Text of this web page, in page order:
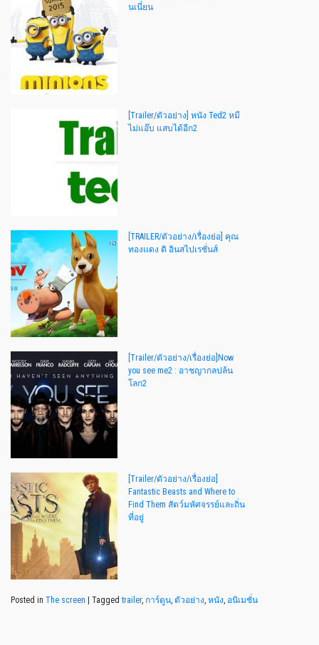
นเนี่ยน
[Trailer/ตัวอย่าง] หนัง Ted2 หมี
ไม่แอ๊บ แสบได้อีก2
[TRAILER/ตัวอย่าง/เรื่องย่อ] คุณ
ทองเเดง ดิ อินสไปเรชั่นส์
[Trailer/ตัวอย่าง/เรื่องย่อ]Now
you see me2 : อาชญากลปล้น
โลก2
[Trailer/ตัวอย่าง/เรื่องย่อ]
Fantastic Beasts and Where to
Find Them สัตว์มหัศจรรย์และถิ่น
ที่อยู่
Posted in The screen | Tagged trailer, การ์ตูน ตัวอย่าง หนัง อนิเมชั่น